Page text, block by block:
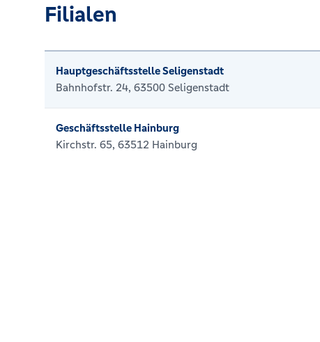
Filialen
Hauptgeschäftsstelle Seligenstadt
Bahnhofstr. 24, 63500 Seligenstadt
Geschäftsstelle Hainburg
Kirchstr. 65, 63512 Hainburg